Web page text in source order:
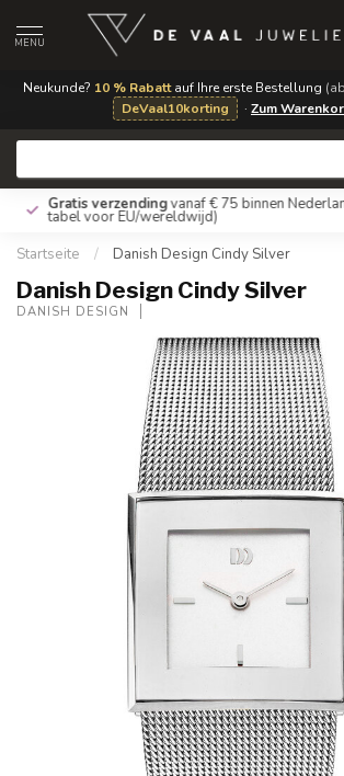
Neukunde? 10 % Rabattauf Ihre erste Bestellung
DeVaal10korting
· Zum
MENU
Gratis verzendingvanaf € 75 binnen
tabel voor EU/wereldwijd)
Startseite / Danish Design Cindy Silver
Danish Design Cindy Silver
DANISH DESIGN